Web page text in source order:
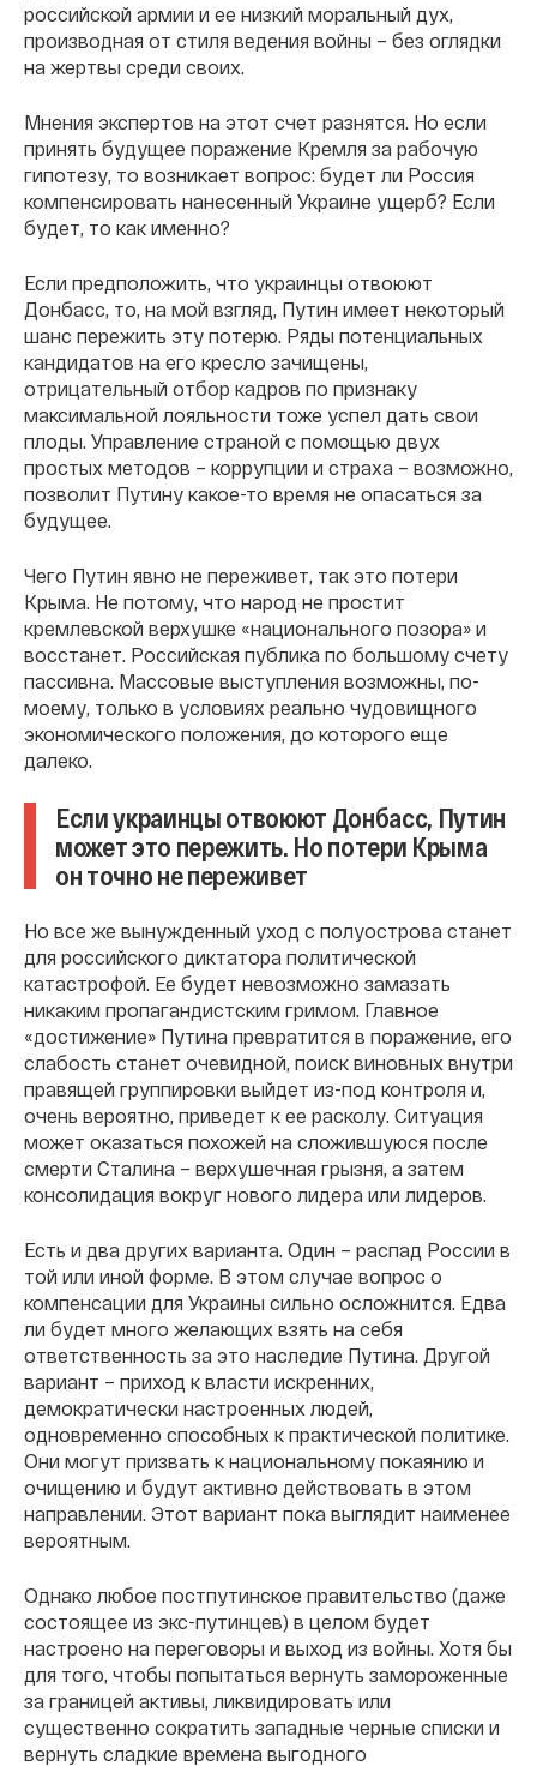
российской армии и ее низкий моральный дух,
производная от стиля ведения войны – без оглядки
на жертвы среди своих.
Мнения экспертов на этот счет разнятся. Но если
принять будущее поражение Кремля за рабочую
гипотезу, то возникает вопрос: будет ли Россия
компенсировать нанесенный Украине ущерб? Если
будет, то как именно?
Если предположить, что украинцы отвоюют
Донбасс, то, на мой взгляд, Путин имеет некоторый
шанс пережить эту потерю. Ряды потенциальных
кандидатов на его кресло зачищены,
отрицательный отбор кадров по признаку
максимальной лояльности тоже успел дать свои
плоды. Управление страной с помощью двух
простых методов – коррупции и страха – возможно,
позволит Путину какое-то время не опасаться за
будущее.
Чего Путин явно не переживет, так это потери
Крыма. Не потому, что народ не простит
кремлевской верхушке «национального позора» и
восстанет. Российская публика по большому счету
пассивна. Массовые выступления возможны, по-
моему, только в условиях реально чудовищного
экономического положения, до которого еще
далеко.
Если украинцы отвоюют Донбасс, Путин
может это пережить. Но потери Крыма
он точно не переживет
Но все же вынужденный уход с полуострова станет
для российского диктатора политической
катастрофой. Ее будет невозможно замазать
никаким пропагандистским гримом. Главное
«достижение» Путина превратится в поражение, его
слабость станет очевидной, поиск виновных внутри
правящей группировки выйдет из-под контроля и,
очень вероятно, приведет к ее расколу. Ситуация
может оказаться похожей на сложившуюся после
смерти Сталина – верхушечная грызня, а затем
консолидация вокруг нового лидера или лидеров.
Есть и два других варианта. Один – распад России в
той или иной форме. В этом случае вопрос о
компенсации для Украины сильно осложнится. Едва
ли будет много желающих взять на себя
ответственность за это наследие Путина. Другой
вариант – приход к власти искренних,
демократически настроенных людей,
одновременно способных к практической политике.
Они могут призвать к национальному покаянию и
очищению и будут активно действовать в этом
направлении. Этот вариант пока выглядит наименее
вероятным.
Однако любое постпутинское правительство (даже
состоящее из экс-путинцев) в целом будет
настроено на переговоры и выход из войны. Хотя бы
для того, чтобы попытаться вернуть замороженные
за границей активы, ликвидировать или
существенно сократить западные черные списки и
вернуть сладкие времена выгодного